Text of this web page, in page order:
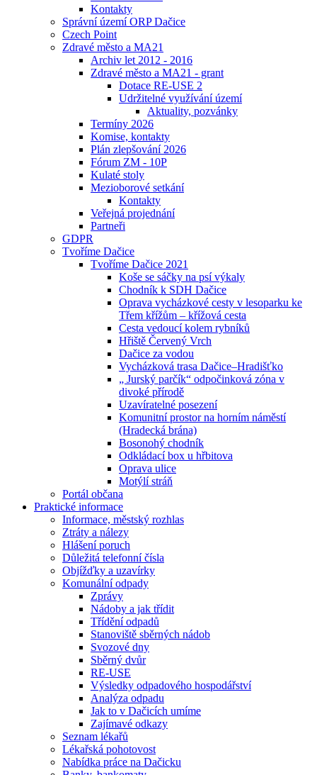
Kontakty
Správní území ORP Dačice
Czech Point
Zdravé město a MA21
Archiv let 2012 - 2016
Zdravé město a MA21 - grant
Dotace RE-USE 2
Udržitelné využívání území
Aktuality, pozvánky
Termíny 2026
Komise, kontakty
Plán zlepšování 2026
Fórum ZM - 10P
Kulaté stoly
Mezioborové setkání
Kontakty
Veřejná projednání
Partneři
GDPR
Tvoříme Dačice
Tvoříme Dačice 2021
Koše se sáčky na psí výkaly
Chodník k SDH Dačice
Oprava vycházkové cesty v lesoparku ke
Třem křížům – křížová cesta
Cesta vedoucí kolem rybníků
Hřiště Červený Vrch
Dačice za vodou
Vycházková trasa Dačice–Hradišťko
„ Jurský parčík“ odpočinková zóna v
divoké přírodě
Uzavíratelné posezení
Komunitní prostor na horním náměstí
(Hradecká brána)
Bosonohý chodník
Odkládací box u hřbitova
Oprava ulice
Motýlí stráň
Portál občana
Praktické informace
Informace, městský rozhlas
Ztráty a nálezy
Hlášení poruch
Důležitá telefonní čísla
Objížďky a uzavírky
Komunální odpady
Zprávy
Nádoby a jak třídit
Třídění odpadů
Stanoviště sběrných nádob
Svozové dny
Sběrný dvůr
RE-USE
Výsledky odpadového hospodářství
Analýza odpadu
Jak to v Dačicích umíme
Zajímavé odkazy
Seznam lékařů
Lékařská pohotovost
Nabídka práce na Dačicku